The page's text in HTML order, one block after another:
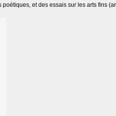
et des essais sur les arts fins